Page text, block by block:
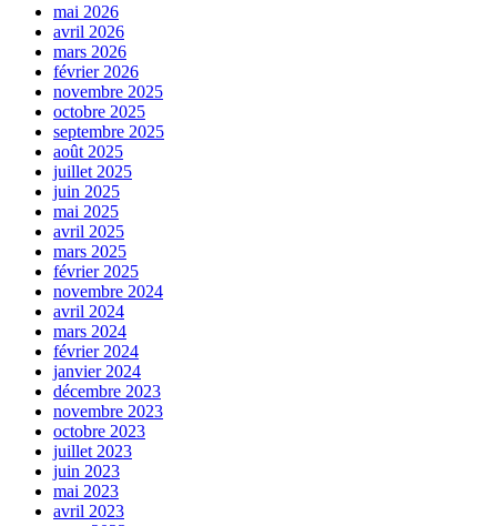
mai 2026
avril 2026
mars 2026
février 2026
novembre 2025
octobre 2025
septembre 2025
août 2025
juillet 2025
juin 2025
mai 2025
avril 2025
mars 2025
février 2025
novembre 2024
avril 2024
mars 2024
février 2024
janvier 2024
décembre 2023
novembre 2023
octobre 2023
juillet 2023
juin 2023
mai 2023
avril 2023